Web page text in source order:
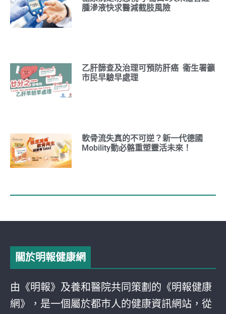
腫滲液快求醫減截肢風險
乙肝篩查及治理可預防肝癌 衞生署籲
市民早驗早處理
軟骨流失真的不可逆？新一代德國
Mobility動必骼重塑靈活未來！
關於明報健康網
由《明報》及養和醫院共同策劃的《明報健康
網》，是一個屬於都巿人的健康資訊網站，從